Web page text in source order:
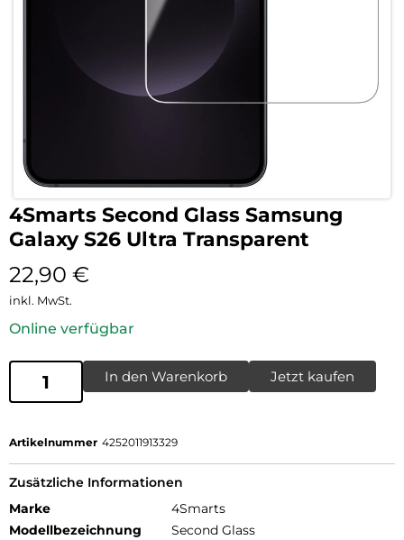
4Smarts Second Glass Samsung
Galaxy S26 Ultra Transparent
22,90 €
inkl. MwSt.
Online verfügbar
In den Warenkorb Jetzt kaufen
Artikelnummer 4252011913329
Zusätzliche Informationen
Marke
4Smarts
Modellbezeichnung
Second Glass